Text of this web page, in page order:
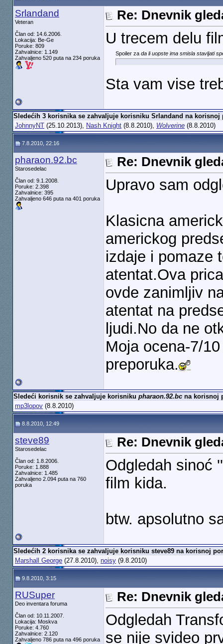
Srlandand
Veteran
Član od: 14.6.2006.
Lokacija: Be-Ge
Poruke: 809
Zahvalnice: 1.149
Zahvaljeno 520 puta na 234 poruka
Re: Dnevnik
U trecem delu
Spoiler za da li uopste ima smisla stavljati
Sta vam vise
Sledećih 3 korisnika se zahvaljuje korisniku Srlandand na korisnoj
JohnnyNT(25.10.2013), Nash Knight(8.8.2010), Wolverine(8.8.2010)
7.8.2010, 22:16
pharaon.92.bc
Starosedelac
Član od: 9.1.2008.
Poruke: 2.398
Zahvalnice: 395
Zahvaljeno 646 puta na 401 poruka
Re: Dnevnik
Upravo sam
Klasicna
americkog
izdaje i pomaze
atentat.Ova
ovde zanimljiv
atentat na
ljudi.No da ne
Moja ocena-7/10
preporuka.
Sledeći korisnik se zahvaljuje korisniku pharaon.92.bcna korisnoj
mp3lopov(8.8.2010)
8.8.2010, 12:49
steve89
Starosedelac
Član od: 1.8.2006.
Poruke: 1.888
Zahvalnice: 1.485
Zahvaljeno 2.094 puta na 760
poruka
Re: Dnevnik
Odgledah sinoć
film kida.
btw. apsolutno
Sledećih 2 korisnika se zahvaljuje korisniku steve89 na korisnoj
Marshall George(27.8.2010), noisy(9.8.2010)
9.8.2010, 3:15
RUSuper
Deo inventara foruma
Član od: 10.11.2007.
Lokacija: Moskva
Poruke: 4.760
Zahvalnice: 2.120
Zahvaljeno 786 puta na 496 poruka
Re: Dnevnik
Odgledah
se nije svideo